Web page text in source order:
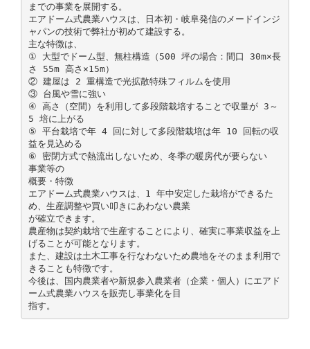
までの事業を展開する。
エアドーム式農業ハウスは、日本初・岐阜発信のメードインジ
ャパンの技術で弊社が初めて建設する。
主な特徴は、
① 大型でドーム型、無柱構造（500 坪の場合：間口 30m×長
さ 55m 高さ×15m）
② 建屋は 2 重構造で光拡散特殊フィルムを使用
③ 台風や雪に強い
④ 高さ（空間）を利用して多段階栽培することで収量が 3～
5 培に上がる
⑤ 平台栽培で年 4 回に対して多段階栽培は年 10 回転の収
益を見込める
⑥ 密閉方式で熱流出しないため、冬季の暖房代が要らない
事業等の
概要・特徴
エアドーム式農業ハウスは、1 年中安定した栽培ができるた
め、生産調整や買い叩きにあわない農業
が確立できます。
農産物は契約栽培で生産することにより、確実に事業収益を上
げることが可能となります。
また、建設は土木工事を行なわないため農地をそのまま利用で
きることも特徴です。
今後は、国内農業者や新規参入農業者（企業・個人）にエアド
ーム式農業ハウスを販売し事業化を目